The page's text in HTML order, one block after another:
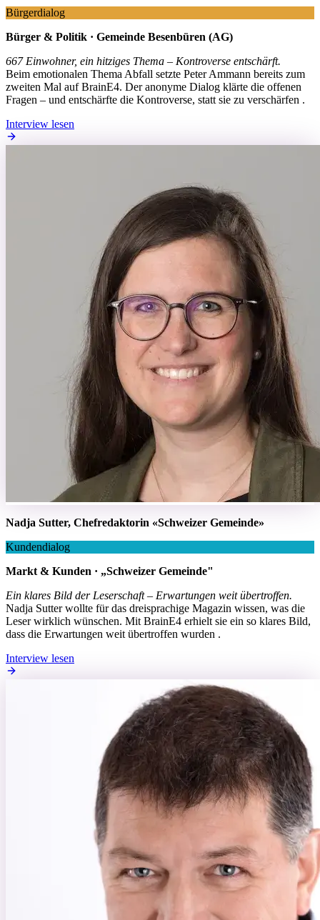
Bürgerdialog
Bürger & Politik · Gemeinde Besenbüren (AG)
667 Einwohner, ein hitziges Thema – Kontroverse entschärft.
Beim emotionalen Thema Abfall setzte Peter Ammann bereits zum
zweiten Mal auf BrainE4. Der anonyme Dialog klärte die offenen
Fragen – und entschärfte die Kontroverse, statt sie zu verschärfen .
Interview lesen
Nadja Sutter, Chefredaktorin «Schweizer Gemeinde»
Kundendialog
Markt & Kunden · „Schweizer Gemeinde"
Ein klares Bild der Leserschaft – Erwartungen weit übertroffen.
Nadja Sutter wollte für das dreisprachige Magazin wissen, was die
Leser wirklich wünschen. Mit BrainE4 erhielt sie ein so klares Bild,
dass die Erwartungen weit übertroffen wurden .
Interview lesen